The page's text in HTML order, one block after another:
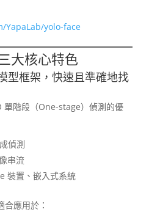
yolo-face
大核心特色
型框架，快速且準確地找
單階段（One-stage）偵測的優
偵測
串流
裝置、嵌入式系統
合應用於：